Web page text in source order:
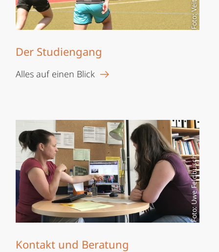
Der Studiengang
Alles auf einen Blick
Foto: Uwe Feldbusch
Kontakt und Beratung